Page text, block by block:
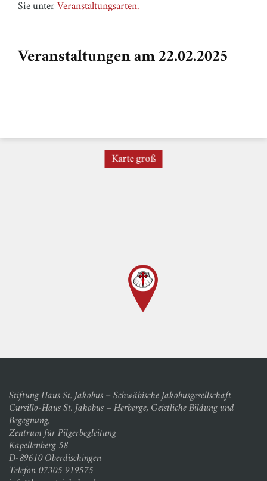
Sie unter Veranstaltungsarten.
Veranstaltungen am 22.02.2025
Karte groß
Stiftung Haus St. Jakobus – Schwäbische Jakobusgesellschaft
Cursillo-Haus St. Jakobus – Herberge, Geistliche Bildung und
Begegnung,
Zentrum für Pilgerbegleitung
Kapellenberg 58
D-89610 Oberdischingen
Telefon 07305 919575